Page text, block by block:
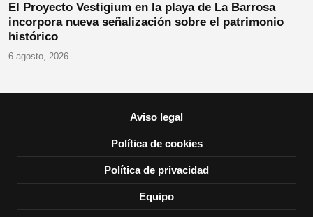
El Proyecto Vestigium en la playa de La Barrosa
incorpora nueva señalización sobre el patrimonio
histórico
6 agosto, 2026
Aviso legal
Política de cookies
Política de privacidad
Equipo